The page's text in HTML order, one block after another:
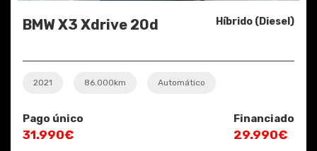
BMW X3 Xdrive 20d Híbrido (Diesel)
2021 86.000km Automático
Pago único
31.990€
Financiado
29.990€